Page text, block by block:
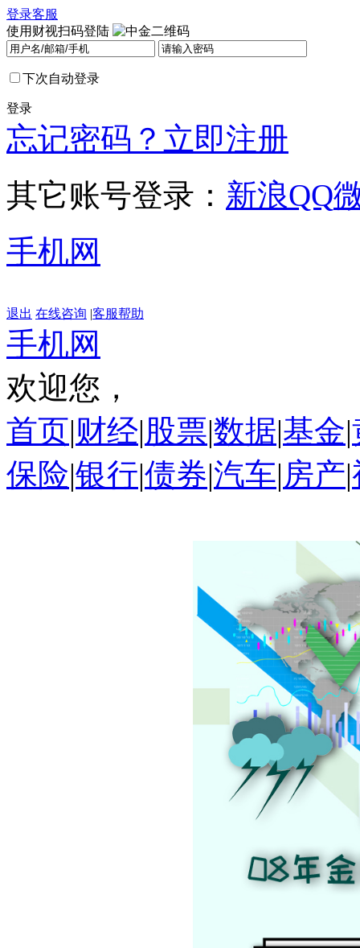
登录客服
使用财视扫码登陆
下次自动登录
登录
忘记密码？ 立即注册
其它账号登录： 新浪QQ
手机网
退出 在线咨询 |客服帮助
手机网
欢迎您，
首页|财经|股票|数据|基金|
保险|银行|债券|汽车|房产|